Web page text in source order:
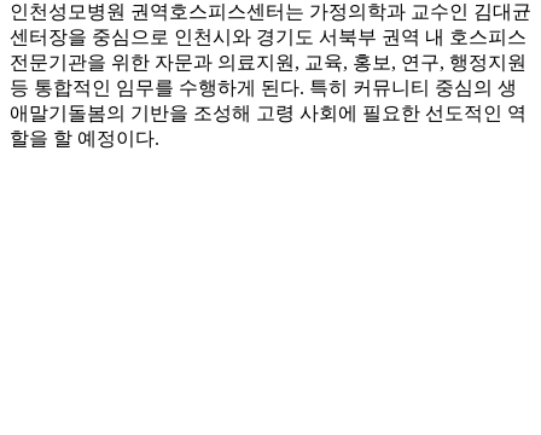
인천성모병원 권역호스피스센터는 가정의학과 교수인 김대균
센터장을 중심으로 인천시와 경기도 서북부 권역 내 호스피스
전문기관을 위한 자문과 의료지원, 교육, 홍보, 연구, 행정지원
등 통합적인 임무를 수행하게 된다. 특히 커뮤니티 중심의 생
애말기돌봄의 기반을 조성해 고령 사회에 필요한 선도적인 역
할을 할 예정이다.